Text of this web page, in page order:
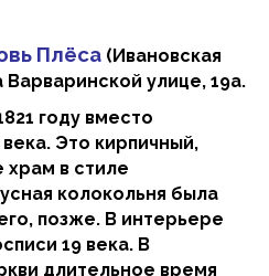
Плёса (Ивановская
Варваринской улице, 19а.
году вместо
Это кирпичный,
храм в стиле
колокольня была
позже. В интерьере
19 века. В
длительное время